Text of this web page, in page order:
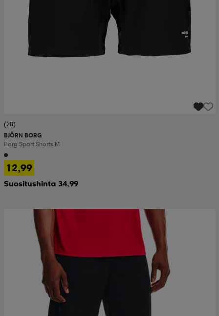
(28)
BJÖRN BORG
Borg Sport Shorts M
12,99
Suositushinta 34,99